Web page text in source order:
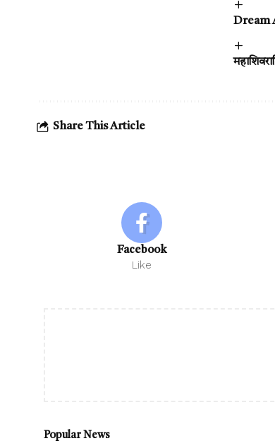
Dream
Share This Article
Facebook
Like
Popular News